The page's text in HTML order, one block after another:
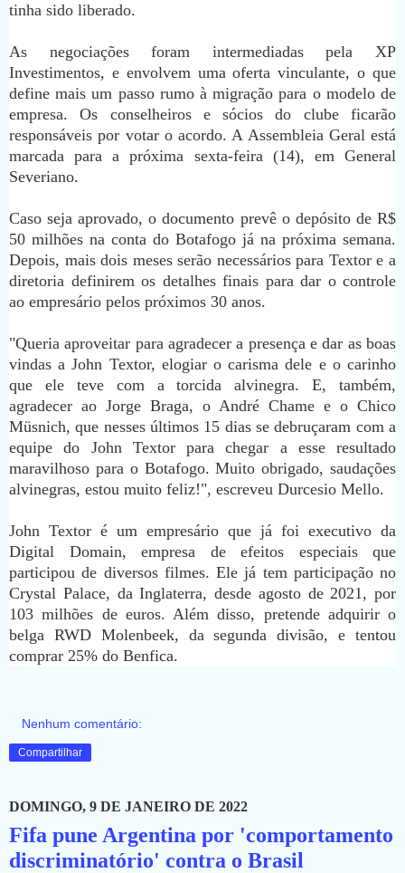
tinha sido liberado.
As negociações foram intermediadas pela XP
Investimentos, e envolvem uma oferta vinculante, o que
define mais um passo rumo à migração para o modelo de
empresa. Os conselheiros e sócios do clube ficarão
responsáveis por votar o acordo. A Assembleia Geral está
marcada para a próxima sexta-feira (14), em General
Severiano.
Caso seja aprovado, o documento prevê o depósito de R$
50 milhões na conta do Botafogo já na próxima semana.
Depois, mais dois meses serão necessários para Textor e a
diretoria definirem os detalhes finais para dar o controle
ao empresário pelos próximos 30 anos.
"Queria aproveitar para agradecer a presença e dar as boas
vindas a John Textor, elogiar o carisma dele e o carinho
que ele teve com a torcida alvinegra. E, também,
agradecer ao Jorge Braga, o André Chame e o Chico
Müsnich, que nesses últimos 15 dias se debruçaram com a
equipe do John Textor para chegar a esse resultado
maravilhoso para o Botafogo. Muito obrigado, saudações
alvinegras, estou muito feliz!", escreveu Durcesio Mello.
John Textor é um empresário que já foi executivo da
Digital Domain, empresa de efeitos especiais que
participou de diversos filmes. Ele já tem participação no
Crystal Palace, da Inglaterra, desde agosto de 2021, por
103 milhões de euros. Além disso, pretende adquirir o
belga RWD Molenbeek, da segunda divisão, e tentou
comprar 25% do Benfica.
Nenhum comentário:
Compartilhar
DOMINGO, 9 DE JANEIRO DE 2022
Fifa pune Argentina por 'comportamento
discriminatório' contra o Brasil